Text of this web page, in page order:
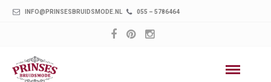
INFO@PRINSESBRUIDSMODE.NL 055 – 5786464